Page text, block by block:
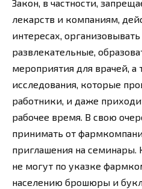
Закон, в частности,
лекарств и компаниям,
интересах,
развлекательные,
мероприятия для врачей, а
исследования, которые
работники, и даже
рабочее время. В свою
принимать от
приглашения на семинары.
не могут по указке
населению брошюры и